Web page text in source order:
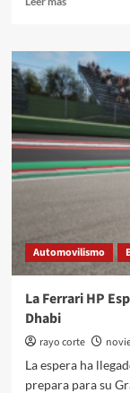
LEGO
y
Red
Bull
Racing
lanzan
colección
dedicada
Automovilismo
La Ferrari HP
Dhabi
rayo corte
La espera ha
prepara para su